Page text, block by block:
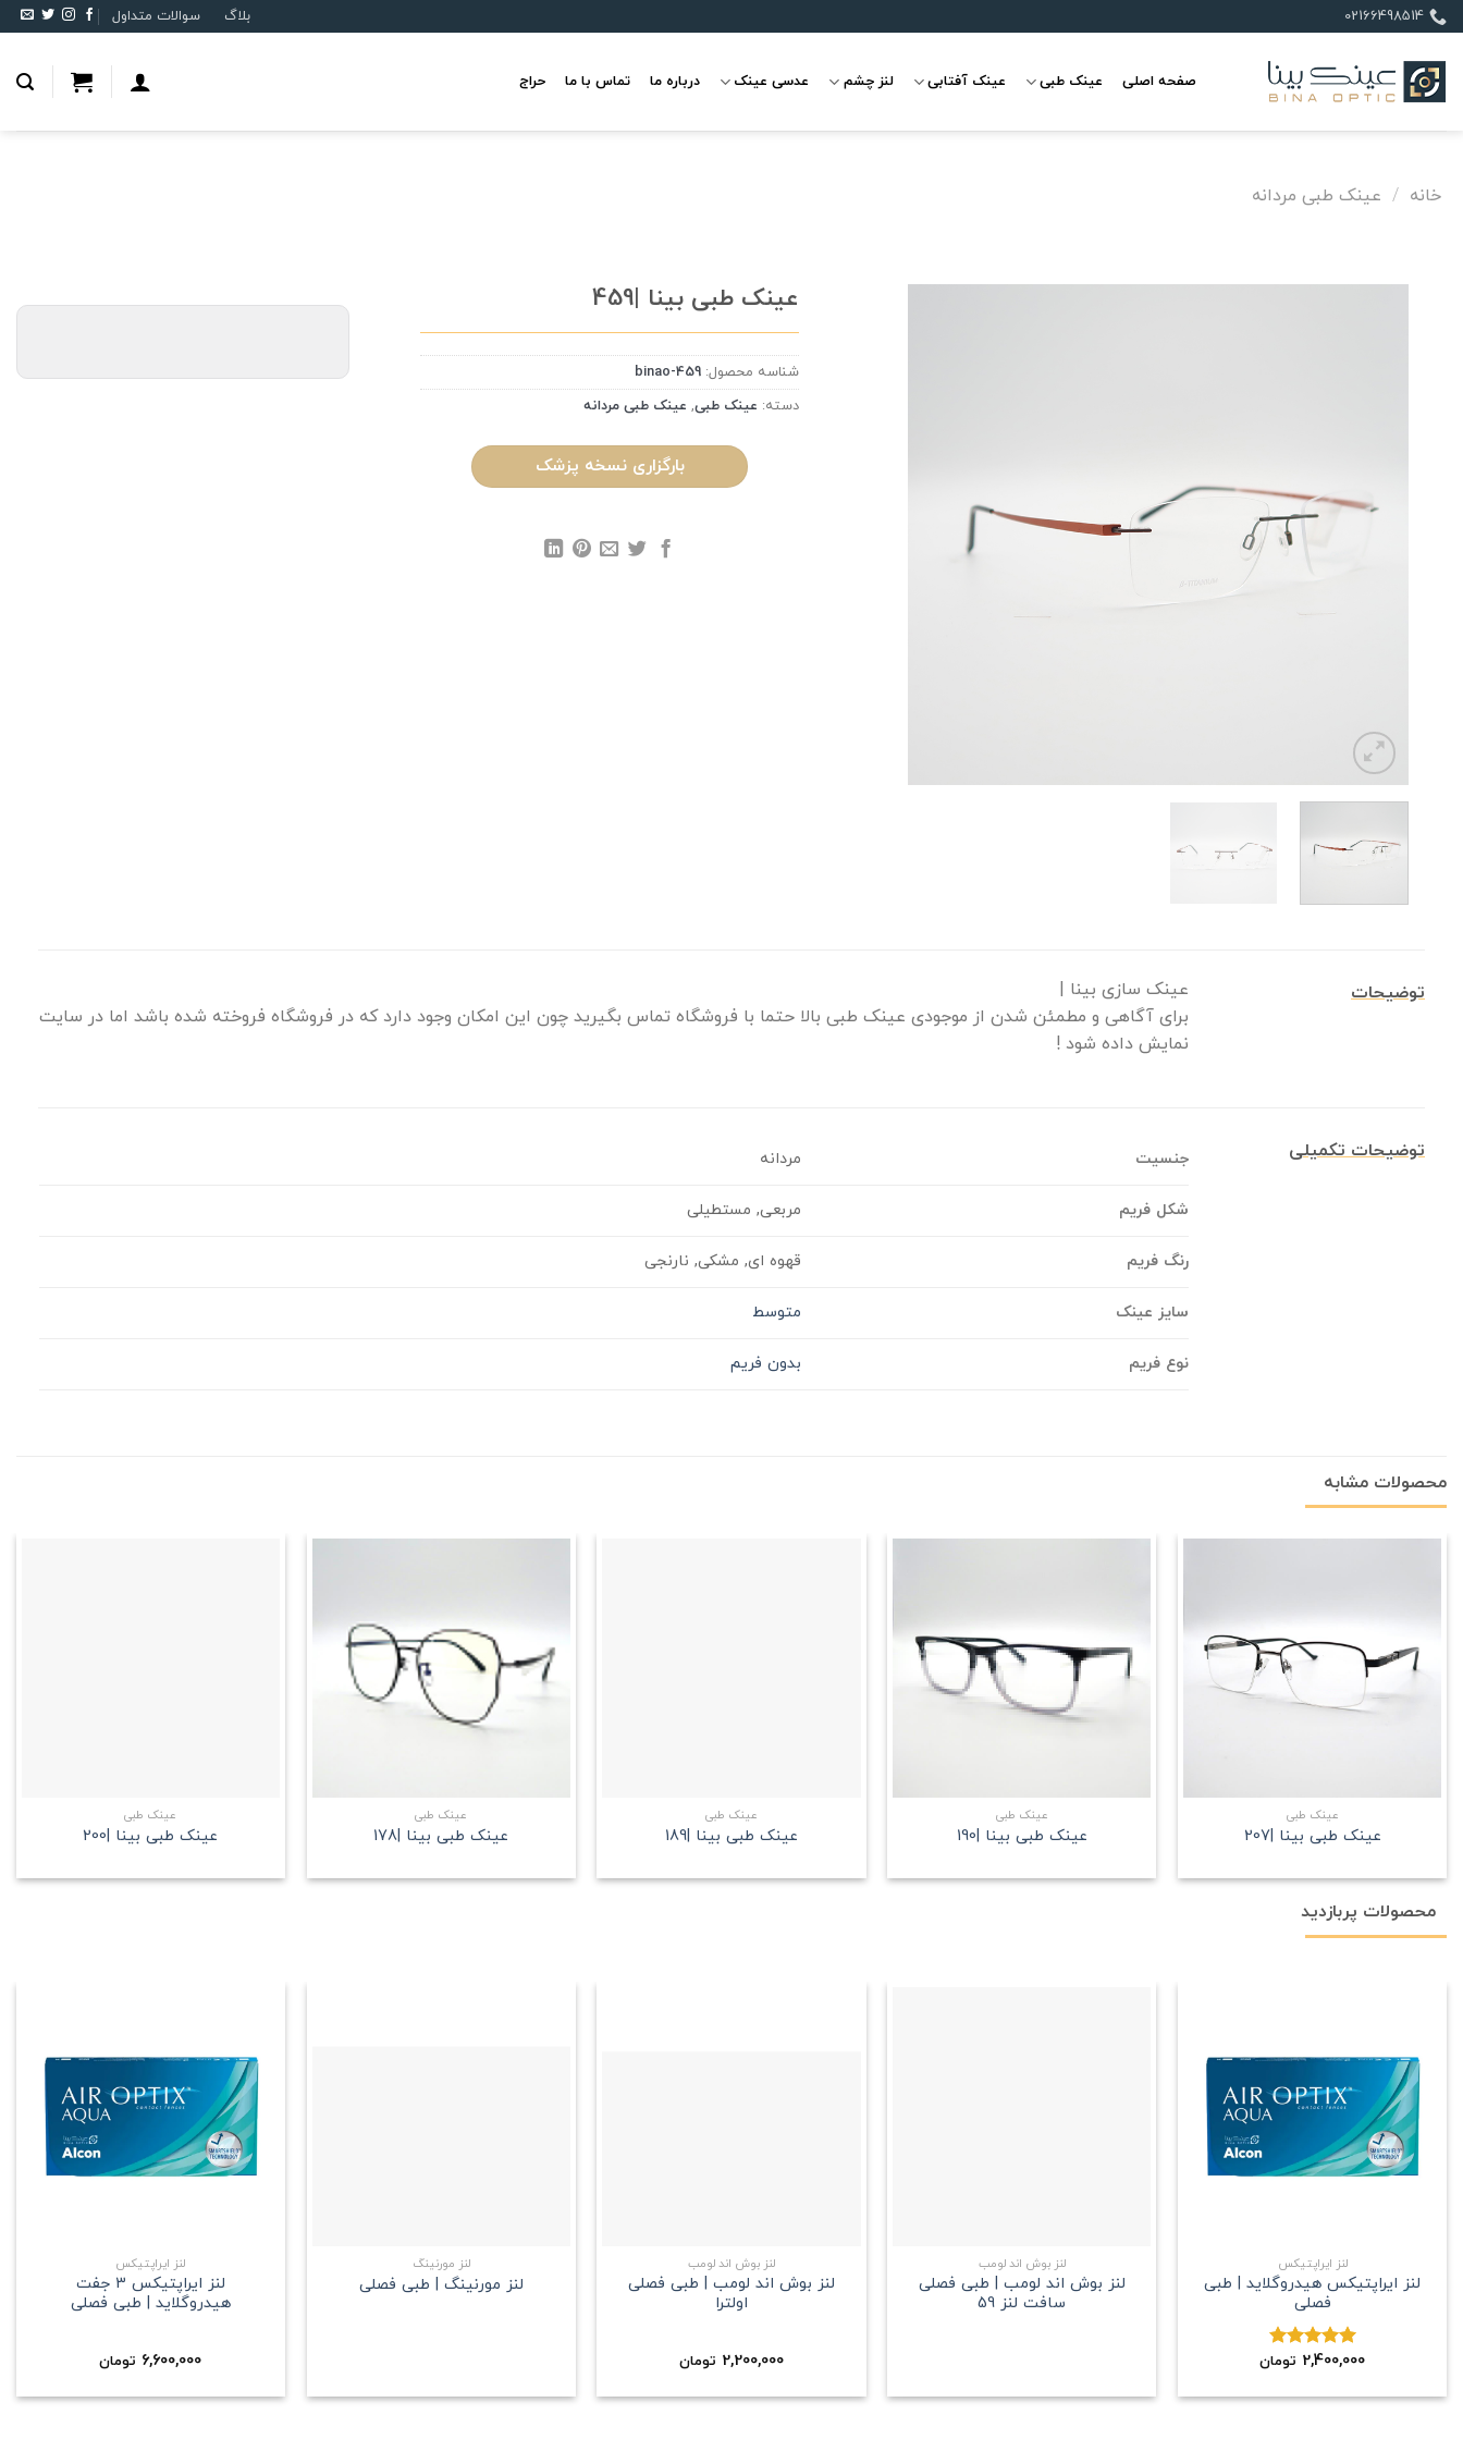
Skip
to
content
02166498514 بلاگ سوالات متداول
صفحه اصلی عینک طبی عینک آفتابی لنز چشم عدسی عینک درباره ما تماس با ما حراج
خانه / عینک طبی مردانه
عینک طبی بینا |459
شناسه محصول: binao-459
دسته: عینک طبی, عینک طبی مردانه
بارگزاری نسخه پزشک
توضیحات
عینک سازی بینا |
برای آگاهی و مطمئن شدن از موجودی عینک طبی بالا حتما با فروشگاه تماس بگیرید چون این امکان وجود دارد که در فروشگاه فروخته شده باشد اما در سایت
نمایش داده شود !
توضیحات تکمیلی جنسیت مردانه
شکل فریم مربعی, مستطیلی
رنگ فریم قهوه ای, مشکی, نارنجی
سایز عینک متوسط
نوع فریم بدون فریم
محصولات مشابه
مندی
عینک طبی
عینک طبی بینا |207
مندی
عینک طبی
عینک طبی بینا |190
عینک طبی
عینک طبی بینا |189
علاقه
مندی
عینک طبی
عینک طبی بینا |178
عینک طبی
عینک طبی بینا |200
محصولات پربازدید
علاقه
لنز ایراپتیکس
لنز ایراپتیکس هیدروگلاید | طبی
فصلی
نمره5.002,400,000 تومان
لنز بوش اند لومب
لنز بوش اند لومب | طبی فصلی
سافت لنز 59
لنز بوش اند لومب
لنز بوش اند لومب | طبی فصلی
اولترا
2,200,000 تومان
لنز مورنینگ
لنز مورنینگ | طبی فصلی
علاقه
لنز ایراپتیکس
لنز ایراپتیکس 3 جفت
هیدروگلاید | طبی فصلی
6,600,000 تومان